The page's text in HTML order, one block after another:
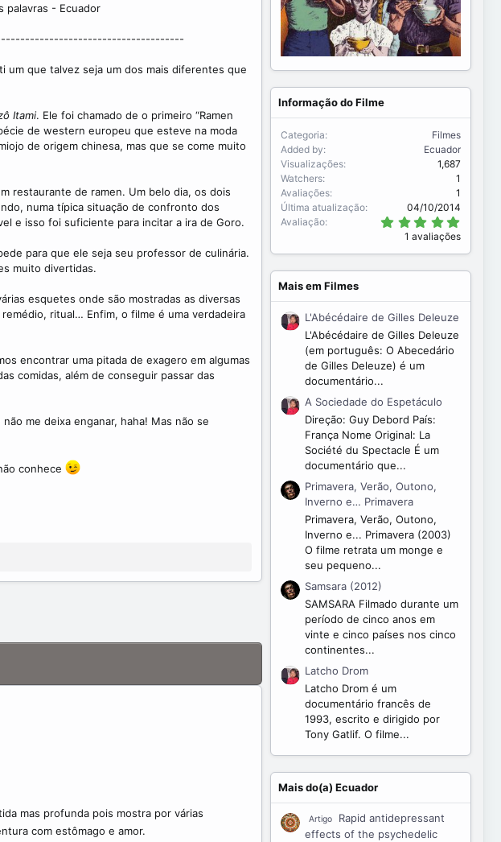
palavras - Ecuador
um que talvez seja um dos mais diferentes que
Itami. Ele foi chamado de o primeiro “Ramen
de western europeu que esteve na moda
de origem chinesa, mas que se come muito
restaurante de ramen. Um belo dia, os dois
numa típica situação de confronto dos
e isso foi suficiente para incitar a ira de Goro.
para que ele seja seu professor de culinária.
muito divertidas.
esquetes onde são mostradas as diversas
ritual… Enfim, o filme é uma verdadeira
encontrar uma pitada de exagero em algumas
comidas, além de conseguir passar das
não me deixa enganar, haha! Mas não se
conhece
mas profunda pois mostra por várias
com estômago e amor.
Informação do Filme
Categoria
Filmes
Added by
Ecuador
Visualizações
1,687
Watchers
1
Avaliações
1
Última atualização
04/10/2014
Avaliação
.
0
0
e
1 avaliações
Mais em Filmes
L'Abécédaire de Gilles Deleuze
L'Abécédaire de Gilles Deleuze
(em português: O Abecedário
de Gilles Deleuze) é um
documentário...
A Sociedade do Espetáculo
Direção: Guy Debord País:
França Nome Original: La
Société du Spectacle É um
documentário que...
Primavera, Verão, Outono,
Inverno e… Primavera
Primavera, Verão, Outono,
Inverno e... Primavera (2003)
O filme retrata um monge e
seu pequeno...
Samsara (2012)
SAMSARA Filmado durante um
período de cinco anos em
vinte e cinco países nos cinco
continentes...
Latcho Drom
Latcho Drom é um
documentário francês de
1993, escrito e dirigido por
Tony Gatlif. O filme...
Mais do(a) Ecuador
Artigo
Rapid antidepressant
effects of the psychedelic